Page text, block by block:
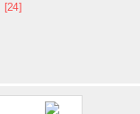
[24]